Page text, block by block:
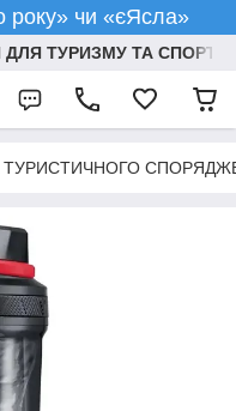
року» чи «єЯсла»
ТУРИЗМУ ТА СПОРТУ
ТУРИСТИЧНОГО